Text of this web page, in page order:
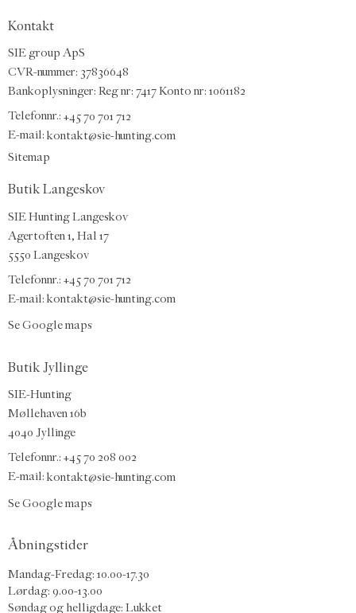
Kontakt
SIE group ApS
CVR-nummer: 37836648
Bankoplysninger: Reg nr: 7417 Konto nr: 1061182
Telefonnr.: +45 70 701 712
E-mail: kontakt@sie-hunting.com
Sitemap
Butik Langeskov
SIE Hunting Langeskov
Agertoften 1, Hal 17
5550 Langeskov
Telefonnr.: +45 70 701 712
E-mail: kontakt@sie-hunting.com
Se Google maps
Butik Jyllinge
SIE-Hunting
Møllehaven 16b
4040 Jyllinge
Telefonnr.: +45 70 208 002
E-mail: kontakt@sie-hunting.com
Se Google maps
Åbningstider
Mandag-Fredag: 10.00-17.30
Lørdag: 9.00-13.00
Søndag og helligdage: Lukket